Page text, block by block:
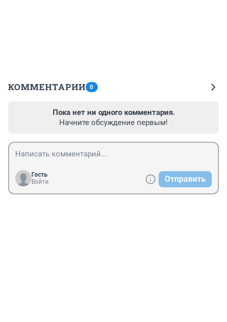
КОММЕНТАРИИ 0
Пока нет ни одного комментария.
Начните обсуждение первым!
Гость
Войти
Отправить